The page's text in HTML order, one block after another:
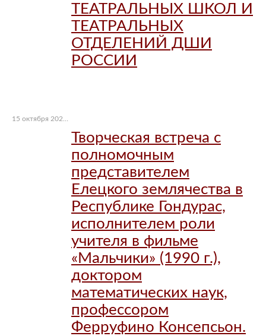
ТЕАТРАЛЬНЫХ ШКОЛ И
ТЕАТРАЛЬНЫХ
ОТДЕЛЕНИЙ ДШИ
РОССИИ
Творческая встреча с
полномочным
представителем
Елецкого землячества в
Республике Гондурас,
исполнителем роли
учителя в фильме
«Мальчики» (1990 г.),
доктором
математических наук,
профессором
Ферруфино Консепсьон.